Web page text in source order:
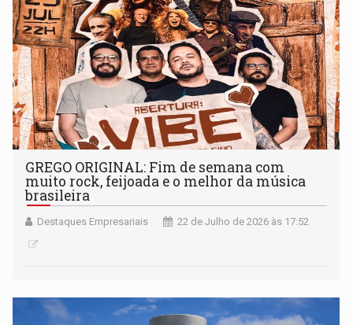
GREGO ORIGINAL: Fim de semana com
muito rock, feijoada e o melhor da música
brasileira
Destaques Empresariais 22 de Julho de 2026 às 17:52